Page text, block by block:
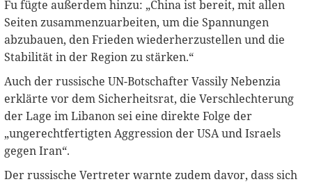
Fu fügte außerdem hinzu: „China ist bereit, mit allen
Seiten zusammenzuarbeiten, um die Spannungen
abzubauen, den Frieden wiederherzustellen und die
Stabilität in der Region zu stärken.“
Auch der russische UN-Botschafter Vassily Nebenzia
erklärte vor dem Sicherheitsrat, die Verschlechterung
der Lage im Libanon sei eine direkte Folge der
„ungerechtfertigten Aggression der USA und Israels
gegen Iran“.
Der russische Vertreter warnte zudem davor, dass sich